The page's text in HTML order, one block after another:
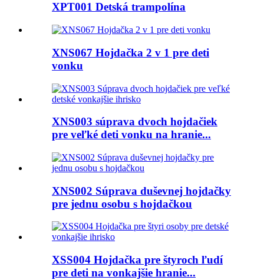
XPT001 Detská trampolína
XNS067 Hojdačka 2 v 1 pre deti
vonku
XNS003 súprava dvoch hojdačiek
pre veľké deti vonku na hranie...
XNS002 Súprava duševnej hojdačky
pre jednu osobu s hojdačkou
XSS004 Hojdačka pre štyroch ľudí
pre deti na vonkajšie hranie...